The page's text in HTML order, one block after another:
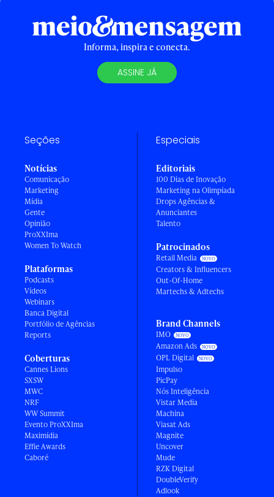
Informa, inspira e conecta.
ASSINE JÁ
Seções
Notícias
Comunicação
Marketing
Mídia
Gente
Opinião
ProXXIma
Women To Watch
Plataformas
Podcasts
Vídeos
Webinars
Banca Digital
Portfólio de Agências
Reports
Coberturas
Cannes Lions
SXSW
MWC
NRF
WW Summit
Evento ProXXIma
Maximídia
Effie Awards
Caboré
Especiais
Editoriais
100 Dias de Inovação
Marketing na Olimpíada
Drops Agências &
Anunciantes
Talento
Patrocinados
Retail Media
Creators & Influencers
Out-Of-Home
Martechs & Adtechs
Brand Channels
IMO
Amazon Ads
OPL Digital
Impulso
PicPay
Nós Inteligência
Vistar Media
Machina
Viasat Ads
Magnite
Uncover
Mude
RZK Digital
DoubleVerify
Adlook